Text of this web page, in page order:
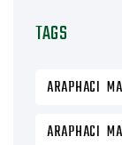
TAGS
ARAPHACI
ARAPHACI